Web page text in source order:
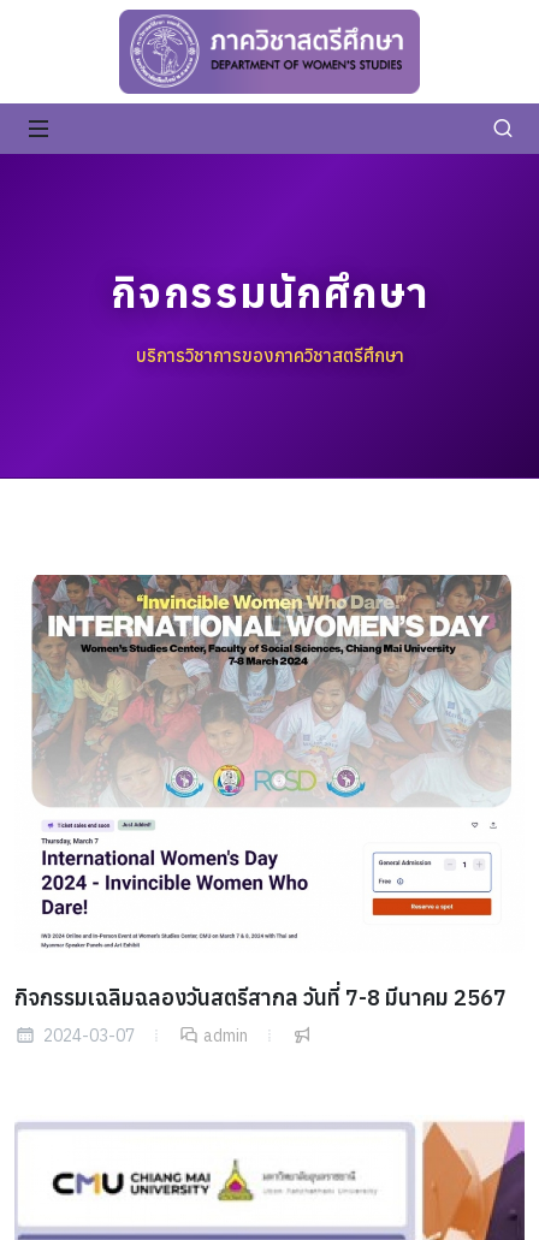
กิจกรรมนักศึกษา
บริการวิชาการของภาควิชาสตรีศึกษา
กิจกรรมเฉลิมฉลองวันสตรีสากล วันที่ 7-8 มีนาคม 2567
2024-03-07 admin